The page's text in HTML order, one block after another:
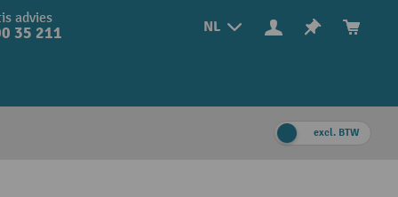
NL
advies
35 211
excl. BTW